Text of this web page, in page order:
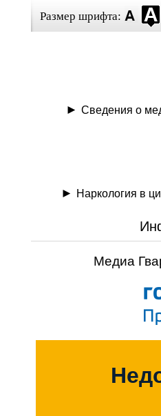
Размер шрифта:
Сведения о
Наркология в
Медиа